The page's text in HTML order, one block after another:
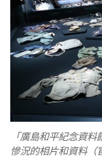
「廣島和平紀念資
慘況的相片和資料（